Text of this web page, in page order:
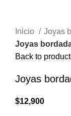
Inicio Joyas
Joyas
Back to
Joyas
$12,900